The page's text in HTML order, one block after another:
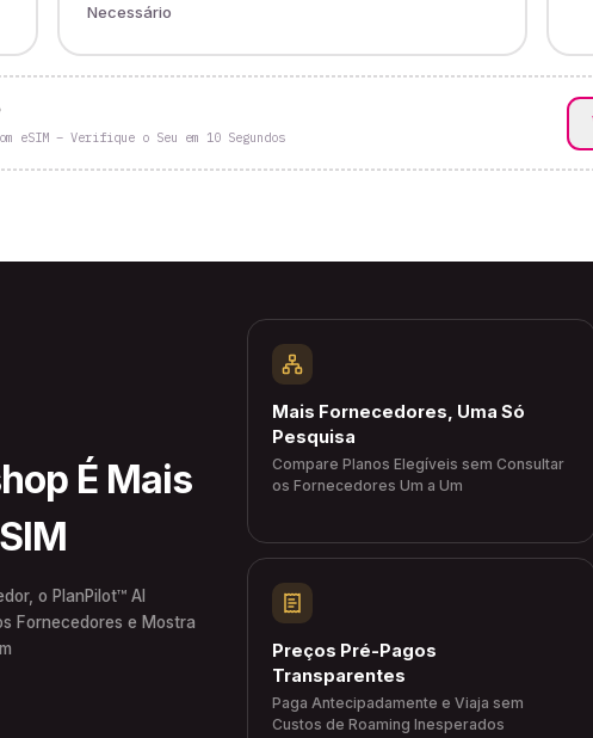
Necessário
eSIM – Verifique o Seu em 10 Segundos
É Mais
o PlanPilot™ AI
Fornecedores e Mostra
Mais Fornecedores, Uma Só
Pesquisa
Compare Planos Elegíveis sem Consultar
os Fornecedores Um a Um
Preços Pré-Pagos
Transparentes
Paga Antecipadamente e Viaja sem
Custos de Roaming Inesperados